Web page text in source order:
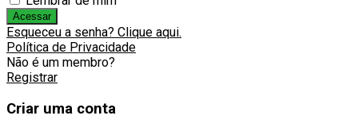
Acessar
Esqueceu a senha? Clique aqui.
Política de Privacidade
Não é um membro?
Registrar
Criar uma conta